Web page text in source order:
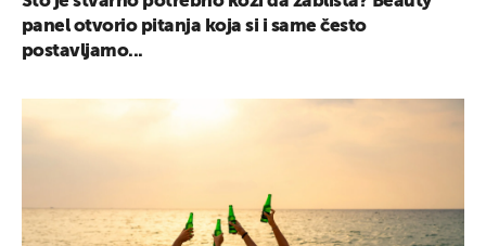
panel otvorio pitanja koja si i same često
postavljamo...